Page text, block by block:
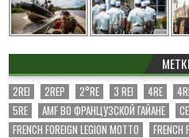
2REI 2REP 2°RE 3 REI 4RE
5RE
AMF ВО ФРАНЦУЗСКОЙ ГАЙАНЕ
FRENCH FOREIGN LEGION MOTTO
FRENCH